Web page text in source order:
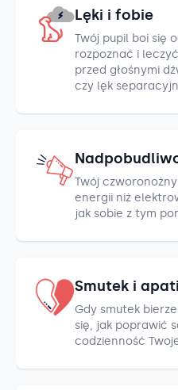
Lęki i fobie
Twój pupil boi się
rozpoznać i
przed głośnymi
czy lęk
Twój
energii niż
jak sobie z tym
Smutek i
Gdy smutek
się, jak poprawić
codzienność